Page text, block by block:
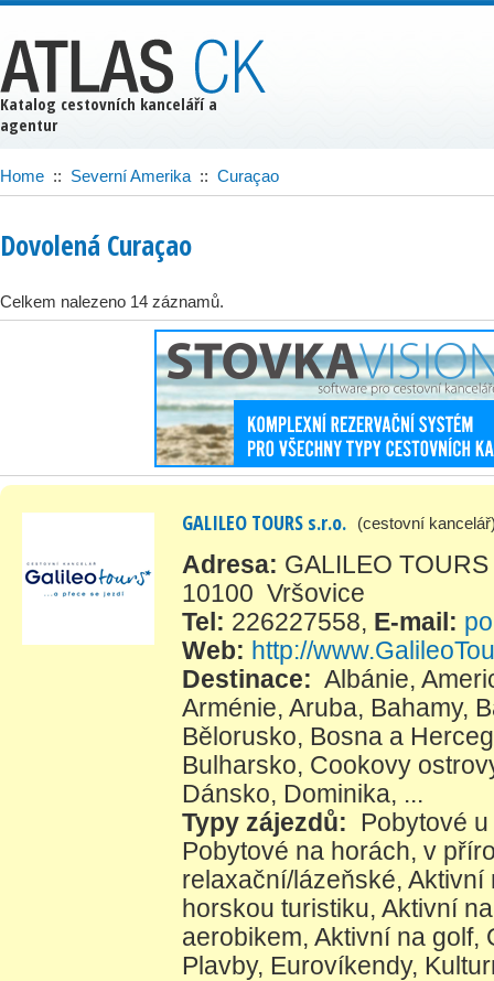
Home :: Severní Amerika :: Curaçao
Dovolená Curaçao
Celkem nalezeno 14 záznamů.
GALILEO TOURS s.r.o. (cestovní
Adresa: GALILEO
10100 Vršovice
Tel: 226227558, E-mail:
Web: http://
Destinace: Albánie,
Arménie, Aruba, Bahamy,
Bělorusko, Bosna a
Bulharsko, Cookovy
Dánsko, Dominika, ...
Typy zájezdů:
Pobytové
Pobytové na horách, v
relaxační/lázeňské, Aktivní
horskou turistiku, Aktivní
aerobikem, Aktivní na golf,
Plavby, Eurovíkendy,
Katalog cestovních kanceláří a
agentur